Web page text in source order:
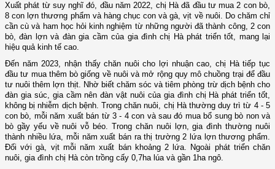
Xuất phát từ suy nghĩ đó, đầu năm 2022, chị Hà đã đầu tư mua 2 con bò,
8 con lợn thương phẩm và hàng chục con và gà, vịt về nuôi. Do chăm chỉ
cần cù và ham học hỏi kinh nghiệm từ những người đã thành công, 2 con
bò, đàn lợn và đàn gia cầm của gia đình chị Hà phát triển tốt, mang lại
hiệu quả kinh tế cao.
Đến năm 2023, nhận thấy chăn nuôi cho lợi nhuận cao, chị Hà tiếp tục
đầu tư mua thêm bò giống về nuôi và mở rộng quy mô chuồng trại để đầu
tư nuôi thêm lợn thịt. Nhờ biết chăm sóc và tiêm phòng trừ dịch bệnh cho
đàn gia súc, gia cầm nên đàn vật nuôi của gia đình chị Hà phát triển tốt,
không bị nhiễm dịch bệnh. Trong chăn nuôi, chị Hà thường duy trì từ 4 - 5
con bò, mỗi năm xuất bán từ 3 - 4 con và sau đó mua bổ sung bò non và
bò gầy yếu về nuôi vỗ béo. Trong chăn nuôi lợn, gia đình thường nuôi
thành nhiều lứa, mỗi năm xuất bán ra thị trường 2 lứa lợn thương phẩm.
Đối với gà, vịt mỗi năm xuất bán khoảng 2 lứa. Ngoài phát triển chăn
nuôi, gia đình chị Hà còn trồng cấy 0,7ha lúa và gần 1ha ngô.